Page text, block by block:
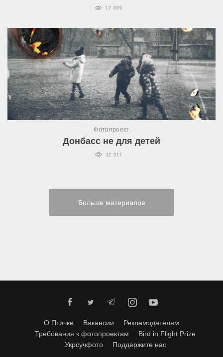
12 009
Фотопроект
Донбасс не для детей
12 311
Больше материалов
О Птичке Вакансии
Рекламодателям
Требования к фотопроектам
Bird in Flight Prize
Укрсучфото
Поддержите нас